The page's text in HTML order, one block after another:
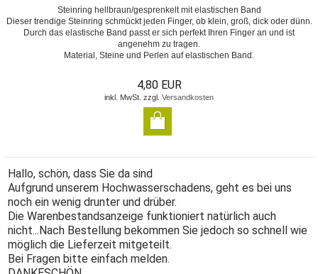
Steinring hellbraun/gesprenkelt mit elastischen Band
Dieser trendige Steinring schmückt jeden Finger, ob klein, groß, dick oder dünn.
Durch das elastische Band passt er sich perfekt Ihren Finger an und ist
angenehm zu tragen.
Material, Steine und Perlen auf elastischen Band.
4,80 EUR
inkl. MwSt. zzgl. Versandkosten
Hallo, schön, dass Sie da sind
Aufgrund unserem Hochwasserschadens, geht es bei uns
noch ein wenig drunter und drüber.
Die Warenbestandsanzeige funktioniert natürlich auch
nicht...Nach Bestellung bekommen Sie jedoch so schnell wie
möglich die Lieferzeit mitgeteilt.
Bei Fragen bitte einfach melden.